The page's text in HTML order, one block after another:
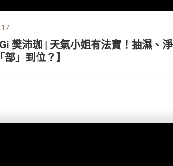
Gi 樊沛珈 | 天氣小姐有法寶！抽濕、淨
」到位？】